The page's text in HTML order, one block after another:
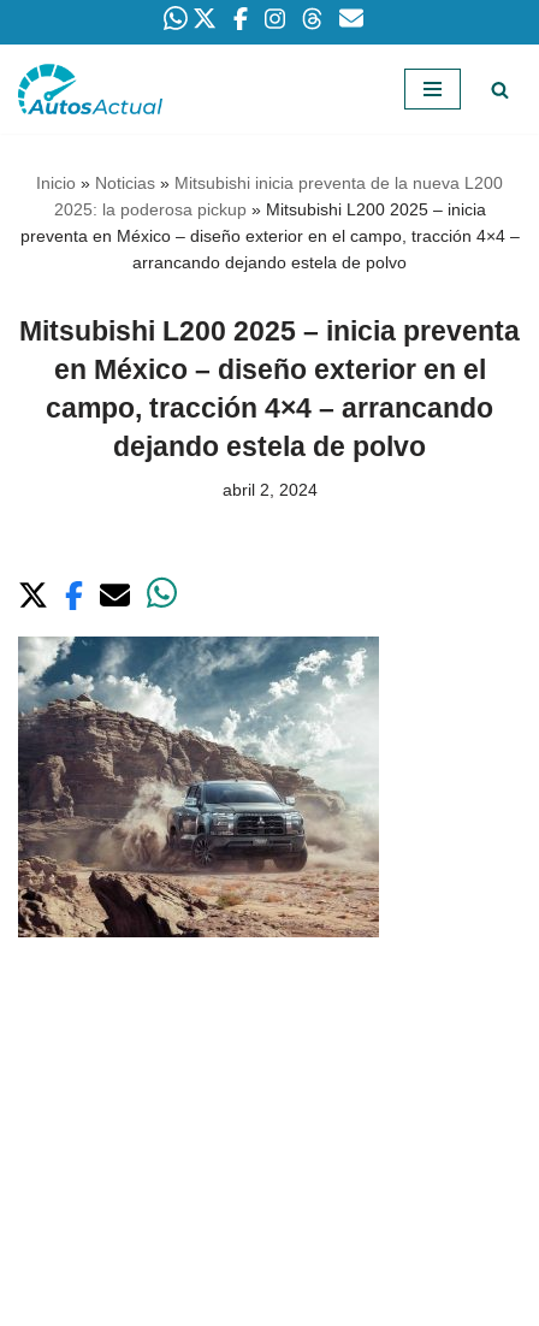
Saltar
Inicio » Noticias » Mitsubishi inicia preventa de la nueva L200
2025: la poderosa pickup» Mitsubishi L200 2025 – inicia
preventa en México – diseño exterior en el campo, tracción 4×4 –
arrancando dejando estela de polvo
Mitsubishi L200 2025 – inicia preventa
en México – diseño exterior en el
campo, tracción 4×4 – arrancando
dejando estela de polvo
abril 2, 2024